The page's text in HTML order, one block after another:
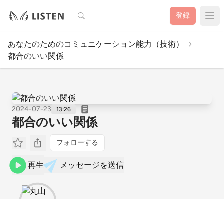
検索 登録
あなたのためのコミュニケーション能力（技術）
都合のいい関係
2024-07-23 13:26
都合のいい関係
フォローする
再生 メッセージを送信